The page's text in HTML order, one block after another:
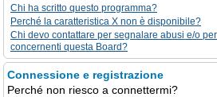
Chi ha scritto questo programma?
Perché la caratteristica X non è disponibile?
Chi devo contattare per segnalare abusi e/o
concernenti questa Board?
Connessione e registrazione
Perché non riesco a connettermi?